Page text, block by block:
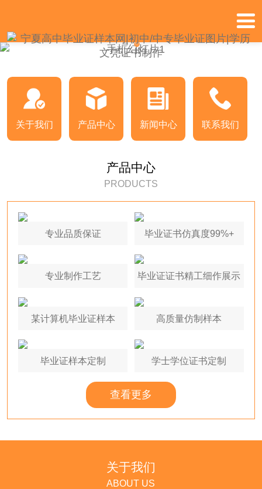
关于我们 产品中心 新闻中心 联系我们
产品中心
PRODUCTS
专业品质保证 毕业证书仿真度99%+
专业制作工艺 毕业证证书精工细作展示
某计算机毕业证样本 高质量仿制样本
毕业证样本定制 学士学位证书定制
查看更多
关于我们
ABOUT US